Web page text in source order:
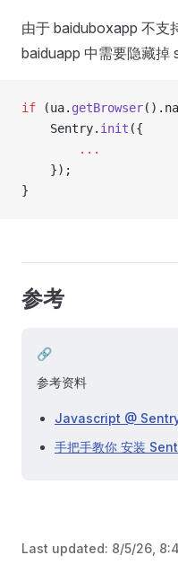
由于 baiduboxapp 不支
baiduapp 中需要隐藏掉
if (ua. getBrowser
    Sentry.
init ({
        ...
    });
}
参考
🔗
参考资料
Javascript @
手把手教你 安装
Last updated: 8/5/26,